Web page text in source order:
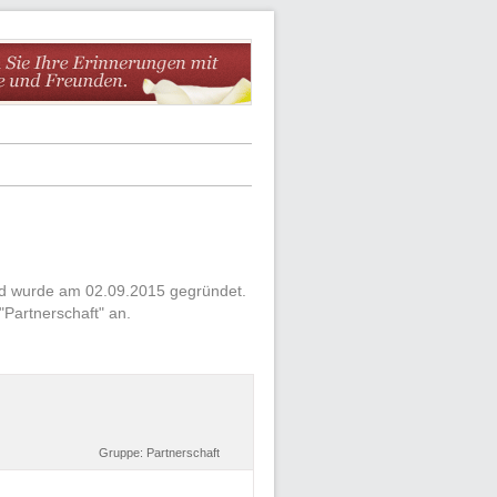
wurde am 02.09.2015 gegründet.
an.
Gruppe: Partnerschaft